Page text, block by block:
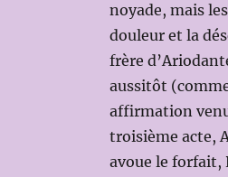
noyade, mais
douleur et la
frère
aussitôt
affirmation
troisième acte,
avoue le forfait,